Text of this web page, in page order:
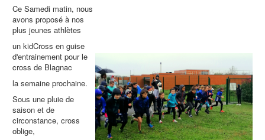
Ce Samedi matin, nous
avons proposé à nos
plus jeunes athlètes
un kidCross en guise
d'entrainement pour le
cross de Blagnac
la semaine prochaine.
Sous une pluie de
saison et de
circonstance, cross
oblige,